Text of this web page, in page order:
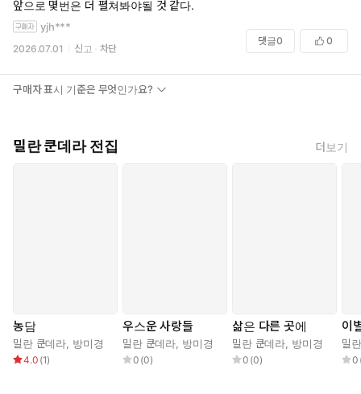
식, 문학에 대한 끝없는 열정으로 풀어 낸 에세이집 『커튼』등이 있
다.
앞으로 몇번은 더 펼쳐봐야될 것 같다.
yjh***
2026.07.01 신고 차단
댓글0 0
구매자 표시 기준은 무엇인가요?
밀란 쿤데라 전집 더보기
농담
밀란 쿤데라, 방미경
4.0 (1)
우스운 사랑들
밀란 쿤데라, 방미경
0 (0)
삶은 다른 곳에
밀란 쿤데라, 방미경
0 (0)
이
밀
0